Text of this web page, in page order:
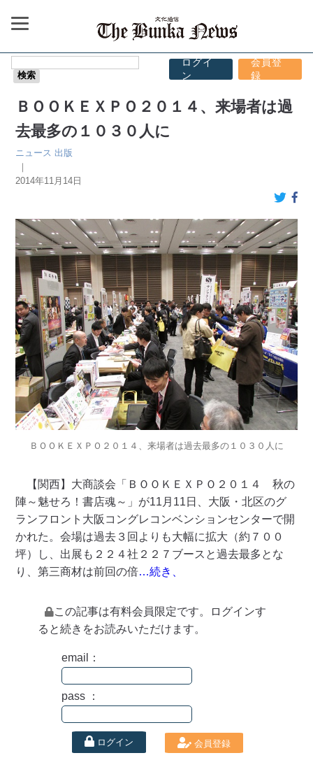
ログイ
ン
会員登
録
ＢＯＯＫＥＸＰＯ２０１４、来場者は過
去最多の１０３０人に
ニュース 出版
｜
2014年11月14日
ＢＯＯＫＥＸＰＯ２０１４、来場者は過去最多の１０３０人に
【関西】大商談会「ＢＯＯＫＥＸＰＯ２０１４ 秋の
陣～魅せろ！書店魂～」が11月11日、大阪・北区のグ
ランフロント大阪コングレコンベンションセンターで開
かれた。会場は過去３回よりも大幅に拡大（約７００
坪）し、出展も２２４社２２７ブースと過去最多とな
り、第三商材は前回の倍…続き、
この記事は有料会員限定です。ログインす
ると続きをお読みいただけます。
email：
pass ：
ログイン 会員登録